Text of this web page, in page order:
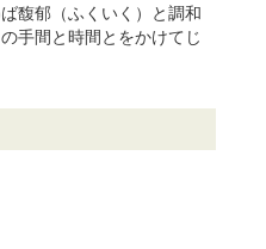
馥郁（ふくいく）と調和
手間と時間とをかけてじ